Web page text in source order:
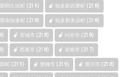
阿久比町 (219) 知多郡武豊町 (218)
南知多町 (218) 知多郡美浜町 (218)
安城市 (218) 刈谷市 (218)
西尾市 (218) 碧南市 (217)
町 (219) 豊橋市 (219) 豊川市 (218)